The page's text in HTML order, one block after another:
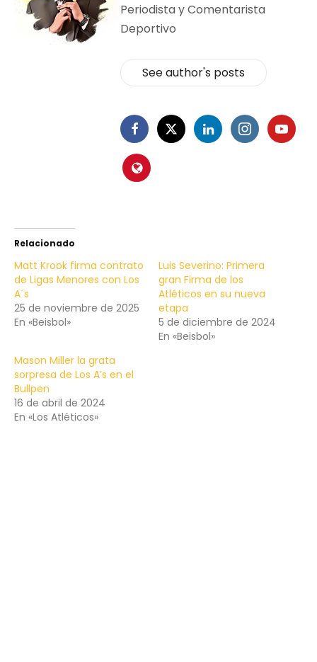
Periodista y Comentarista
Deportivo
See author's posts
Relacionado
Matt Krook firma contrato
de Ligas Menores con Los
A´s
25 de noviembre de 2025
En «Beisbol»
Luis Severino: Primera
gran Firma de los
Atléticos en su nueva
etapa
5 de diciembre de 2024
En «Beisbol»
Mason Miller la grata
sorpresa de Los A’s en el
Bullpen
16 de abril de 2024
En «Los Atléticos»